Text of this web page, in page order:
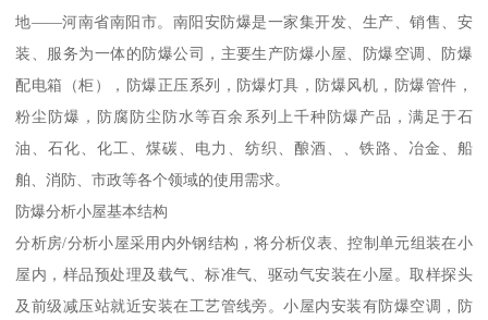
地——河南省南阳市。南阳安防爆是一家集开发、生产、销售、安
装、服务为一体的防爆公司，主要生产防爆小屋、防爆空调、防爆
配电箱（柜），防爆正压系列，防爆灯具，防爆风机，防爆管件，
粉尘防爆，防腐防尘防水等百余系列上千种防爆产品，满足于石
油、石化、化工、煤碳、电力、纺织、酿酒、、铁路、冶金、船
舶、消防、市政等各个领域的使用需求。
防爆分析小屋基本结构
分析房/分析小屋采用内外钢结构，将分析仪表、控制单元组装在小
屋内，样品预处理及载气、标准气、驱动气安装在小屋。取样探头
及前级减压站就近安装在工艺管线旁。小屋内安装有防爆空调，防